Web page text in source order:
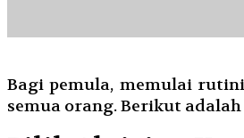
Bagi pemula, memulai
semua orang. Berikut